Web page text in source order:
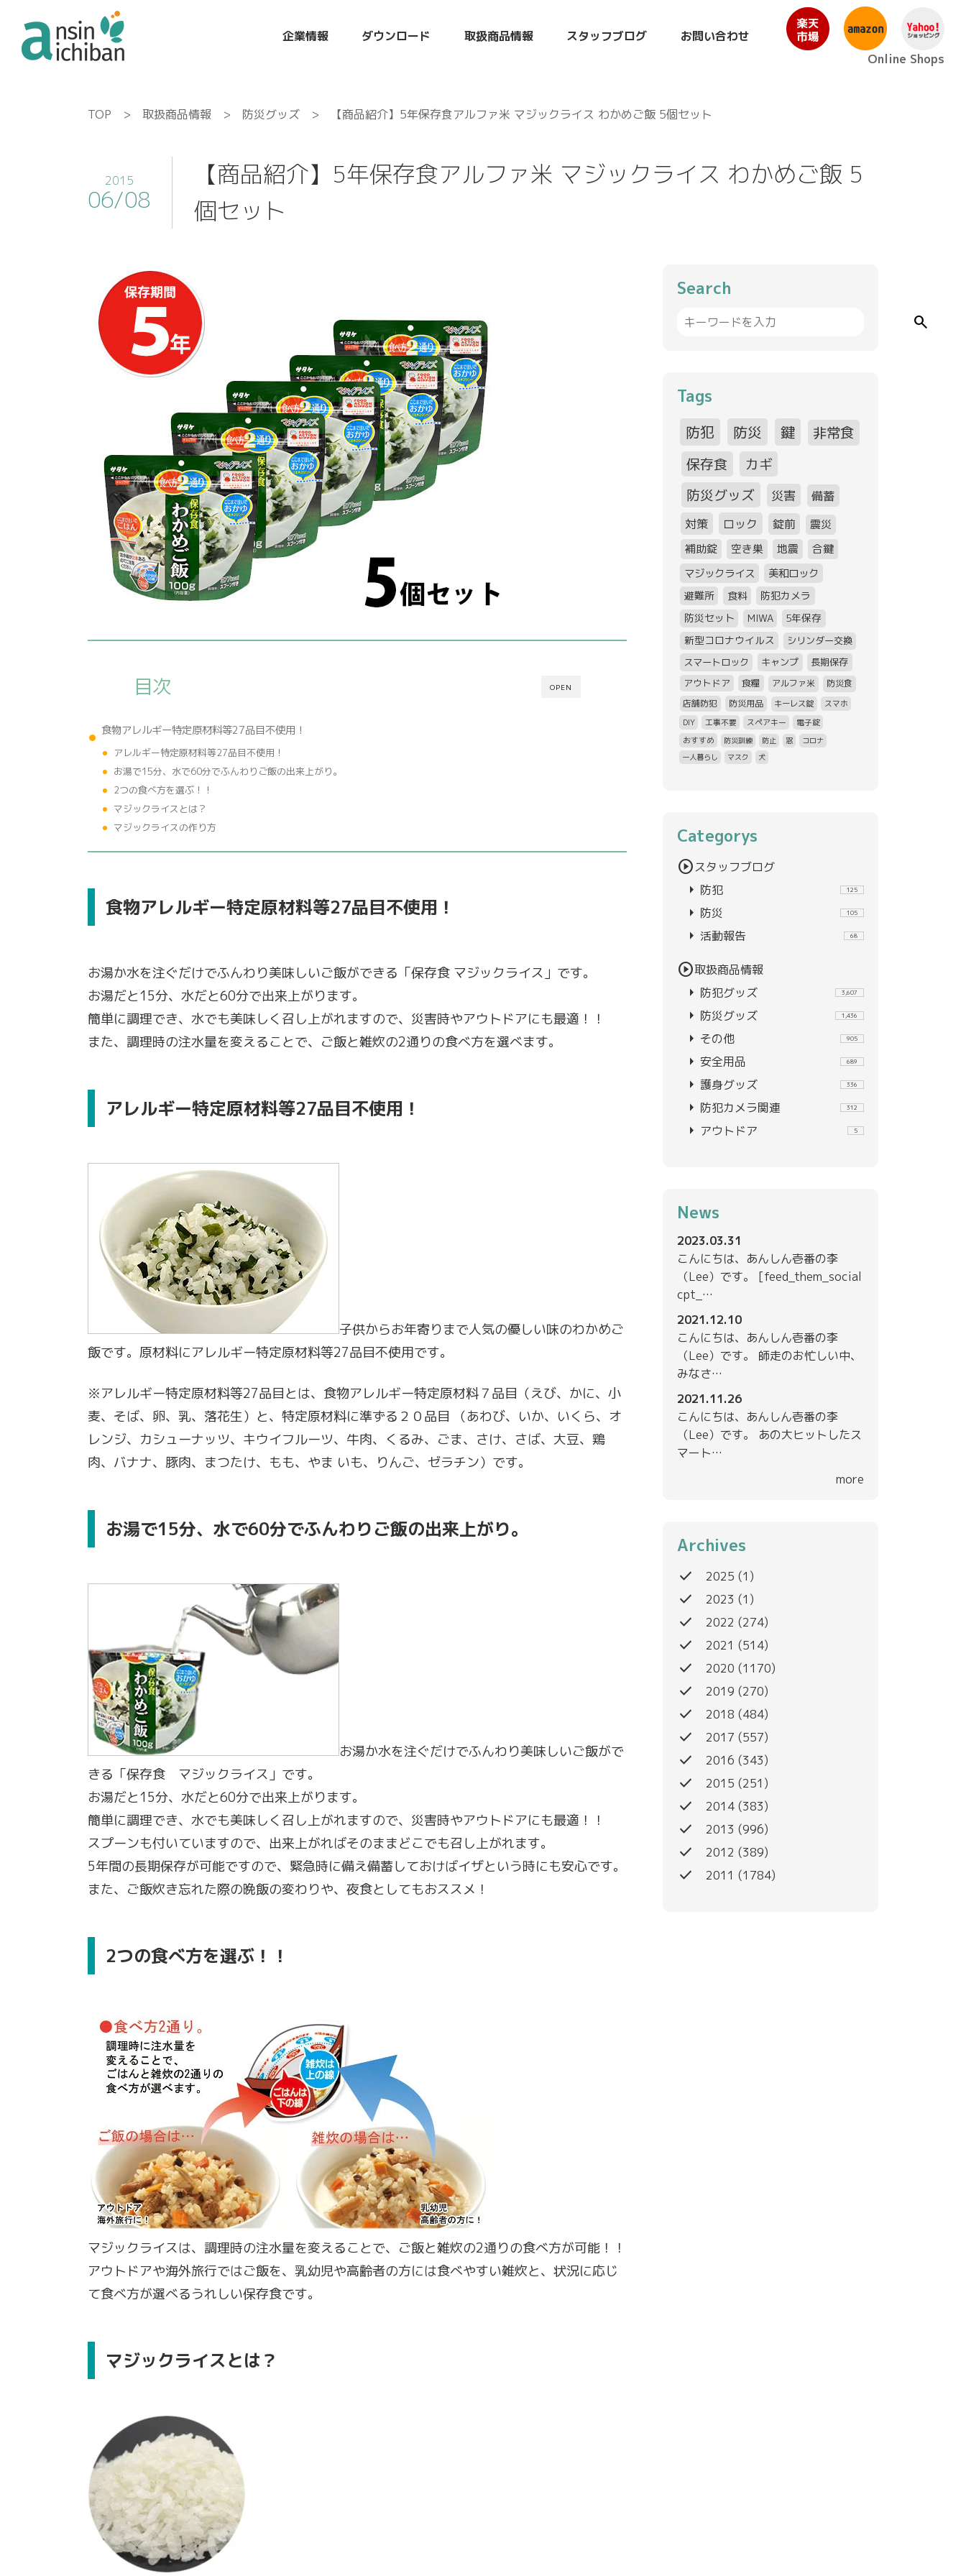
企業情報 ダウンロード 取扱商品情報 スタッフブログ
お問い合わせ
Online Shops
TOP > 取扱商品情報 > 防災グッズ > 【商品紹介】5年保存食アルファ米 マジックライス わかめご飯 5個セット
2015
06/08
【商品紹介】5年保存食アルファ米 マジックライス わかめご飯 5
個セット
OPEN
目次
食物アレルギー特定原材料等27品目不使用！
アレルギー特定原材料等27品目不使用！
お湯で15分、水で60分でふんわりご飯の出来上がり。
2つの食べ方を選ぶ！！
マジックライスとは？
マジックライスの作り方
食物アレルギー特定原材料等27品目不使用！
お湯か水を注ぐだけでふんわり美味しいご飯ができる「保存食 マジックライス」です。
お湯だと15分、水だと60分で出来上がります。
簡単に調理でき、水でも美味しく召し上がれますので、災害時やアウトドアにも最適！！
また、調理時の注水量を変えることで、ご飯と雑炊の2通りの食べ方を選べます。
アレルギー特定原材料等27品目不使用！
子供からお年寄りまで人気の優しい味のわかめご
飯です。原材料にアレルギー特定原材料等27品目不使用です。
※アレルギー特定原材料等27品目とは、食物アレルギー特定原材料７品目（えび、かに、小
麦、そば、卵、乳、落花生）と、特定原材料に準ずる２０品目 （あわび、いか、いくら、オ
レンジ、カシューナッツ、キウイフルーツ、牛肉、くるみ、ごま、さけ、さば、大豆、鶏
肉、バナナ、豚肉、まつたけ、もも、やま いも、りんご、ゼラチン）です。
お湯で15分、水で60分でふんわりご飯の出来上がり。
お湯か水を注ぐだけでふんわり美味しいご飯がで
きる「保存食 マジックライス」です。
お湯だと15分、水だと60分で出来上がります。
簡単に調理でき、水でも美味しく召し上がれますので、災害時やアウトドアにも最適！！
スプーンも付いていますので、出来上がればそのままどこでも召し上がれます。
5年間の長期保存が可能ですので、緊急時に備え備蓄しておけばイザという時にも安心です。
また、ご飯炊き忘れた際の晩飯の変わりや、夜食としてもおススメ！
2つの食べ方を選ぶ！！
マジックライスは、調理時の注水量を変えることで、ご飯と雑炊の2通りの食べ方が可能！！
アウトドアや海外旅行ではご飯を、乳幼児や高齢者の方には食べやすい雑炊と、状況に応じ
て食べ方が選べるうれしい保存食です。
マジックライスとは？
Search
search
Tags
防犯 防災 鍵 非常食
保存食
カギ
防災グッズ
災害
備蓄
対策
ロック 錠前
震災
補助錠
空き巣 地震
合鍵
マジックライス
美和ロック
避難所 食料
防犯カメラ
防災セット
MIWA
5年保存
新型コロナウイルス
シリンダー交換
スマートロック
キャンプ
長期保存
アウトドア
食糧 アルファ米
防災食
店舗防犯
防災用品 キーレス錠
スマホ
DIY
工事不要 スペアキー
電子錠
おすすめ
防災訓練 防止 窓
コロナ
一人暮らし
マスク 犬
Categorys
play_circleスタッフブログ
arrow_right 防犯 125
arrow_right 防災 105
arrow_right 活動報告 68
play_circle取扱商品情報
arrow_right 防犯グッズ 3,607
arrow_right 防災グッズ 1,436
arrow_right その他 905
arrow_right 安全用品 689
arrow_right 護身グッズ 336
arrow_right 防犯カメラ関連 312
arrow_right アウトドア 5
News
2023.03.31
こんにちは、あんしん壱番の李
（Lee）です。 [feed_them_social
cpt_…
2021.12.10
こんにちは、あんしん壱番の李
（Lee）です。 師走のお忙しい中、
みなさ…
2021.11.26
こんにちは、あんしん壱番の李
（Lee）です。 あの大ヒットしたス
マート…
more
Archives
done 2025 (1)
done 2023 (1)
done 2022 (274)
done 2021 (514)
done 2020 (1170)
done 2019 (270)
done 2018 (484)
done 2017 (557)
done 2016 (343)
done 2015 (251)
done 2014 (383)
done 2013 (996)
done 2012 (389)
done 2011 (1784)